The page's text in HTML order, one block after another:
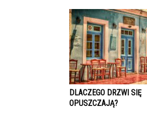
DLACZEGO DRZWI SIĘ
OPUSZCZAJĄ?